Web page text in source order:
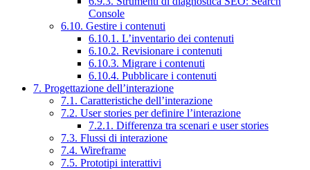
Console
6.10. Gestire i contenuti
6.10.1. L’inventario dei contenuti
6.10.2. Revisionare i contenuti
6.10.3. Migrare i contenuti
6.10.4. Pubblicare i contenuti
7. Progettazione dell’interazione
7.1. Caratteristiche dell’interazione
7.2. User stories per definire l’interazione
7.2.1. Differenza tra scenari e user stories
7.3. Flussi di interazione
7.4. Wireframe
7.5. Prototipi interattivi